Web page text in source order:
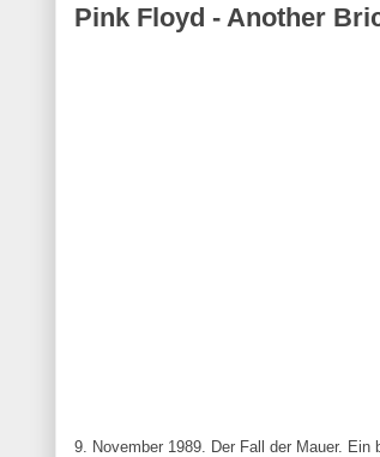
Pink Floyd - Another
9. November 1989. Der Fall der Mauer. Ein